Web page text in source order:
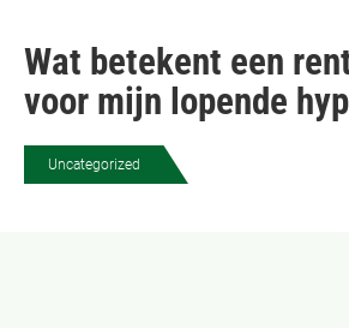
Wat betekent een
voor mijn lopende
Uncategorized